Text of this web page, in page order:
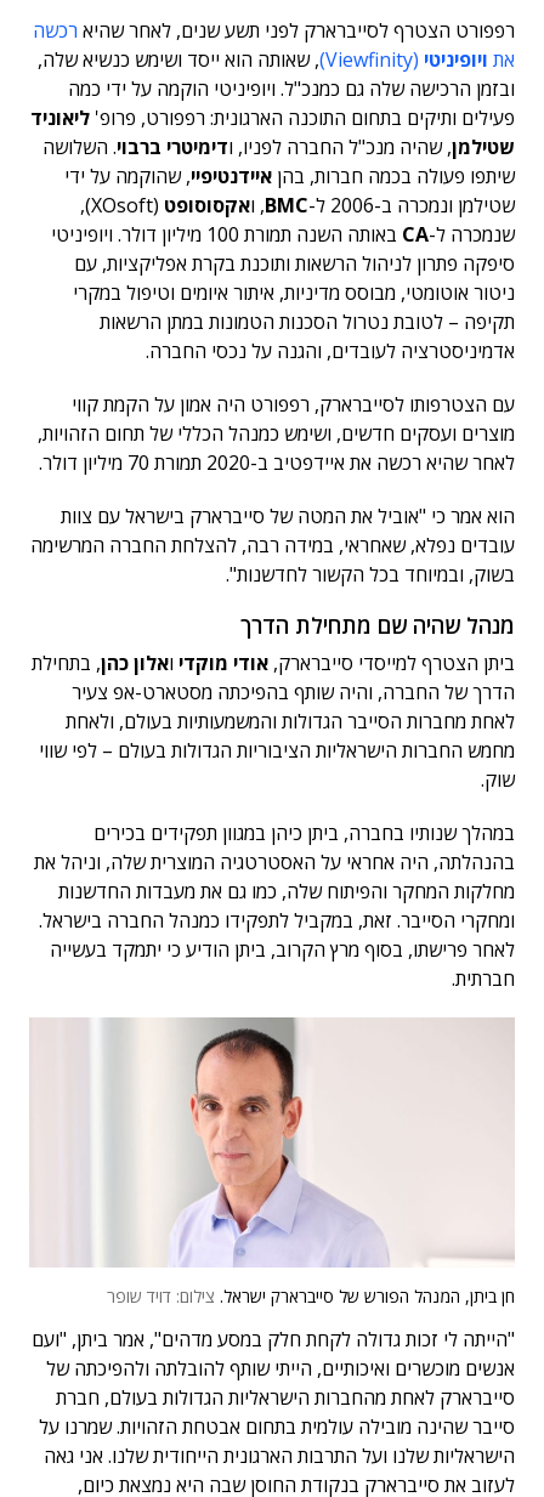
רפפורט הצטרף לסייברארק לפני תשע שנים, לאחר שהיא רכשה
את ויופיניטי (Viewfinity)
, שאותה הוא ייסד ושימש כנשיא שלה,
ובזמן הרכישה שלה גם כמנכ"ל. ויופיניטי הוקמה על ידי כמה
פעילים ותיקים בתחום התוכנה הארגונית: רפפורט, פרופ' ליאוניד
שטילמן, שהיה מנכ"ל החברה לפניו, ודימיטרי ברבוי. השלושה
שיתפו פעולה בכמה חברות, בהן איידנטיפיי, שהוקמה על ידי
שטילמן ונמכרה ב-2006 ל-
BMC, ואקסוסופט
(XOsoft),
שנמכרה ל-CA
באותה השנה תמורת 100 מיליון דולר. ויופיניטי
סיפקה פתרון לניהול הרשאות ותוכנת בקרת אפליקציות, עם
ניטור אוטומטי, מבוסס מדיניות, איתור איומים וטיפול במקרי
תקיפה – לטובת נטרול הסכנות הטמונות במתן הרשאות
אדמיניסטרציה לעובדים, והגנה על נכסי החברה.
עם הצטרפותו לסייברארק, רפפורט היה אמון על הקמת קווי
מוצרים ועסקים חדשים, ושימש כמנהל הכללי של תחום הזהויות,
לאחר שהיא רכשה את איידפטיב ב-2020 תמורת 70 מיליון דולר.
הוא אמר כי "אוביל את המטה של סייברארק בישראל עם צוות
עובדים נפלא, שאחראי, במידה רבה, להצלחת החברה המרשימה
בשוק, ובמיוחד בכל הקשור לחדשנות".
מנהל שהיה שם מתחילת הדרך
ביתן הצטרף למייסדי סייברארק, אודי מוקדי ואלון כהן, בתחילת
הדרך של החברה, והיה שותף בהפיכתה מסטארט-אפ צעיר
לאחת מחברות הסייבר הגדולות והמשמעותיות בעולם, ולאחת
מחמש החברות הישראליות הציבוריות הגדולות בעולם – לפי שווי
שוק.
במהלך שנותיו בחברה, ביתן כיהן במגוון תפקידים בכירים
בהנהלתה, היה אחראי על האסטרטגיה המוצרית שלה, וניהל את
מחלקות המחקר והפיתוח שלה, כמו גם את מעבדות החדשנות
ומחקרי הסייבר. זאת, במקביל לתפקידו כמנהל החברה בישראל.
לאחר פרישתו, בסוף מרץ הקרוב, ביתן הודיע כי יתמקד בעשייה
חברתית.
חן ביתן, המנהל הפורש של סייברארק ישראל. צילום: דויד שופר
"הייתה לי זכות גדולה לקחת חלק במסע מדהים", אמר ביתן, "ועם
אנשים מוכשרים ואיכותיים, הייתי שותף להובלתה ולהפיכתה של
סייברארק לאחת מהחברות הישראליות הגדולות בעולם, חברת
סייבר שהינה מובילה עולמית בתחום אבטחת הזהויות. שמרנו על
הישראליות שלנו ועל התרבות הארגונית הייחודית שלנו. אני גאה
לעזוב את סייברארק בנקודת החוסן שבה היא נמצאת כיום,